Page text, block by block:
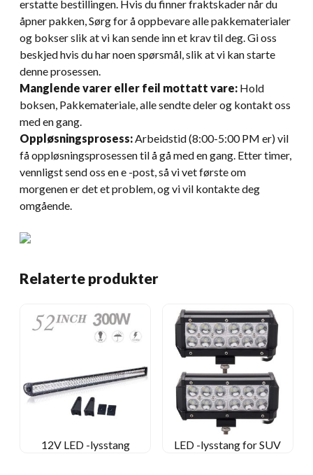
erstatte bestillingen. Hvis du finner fraktskader når du
åpner pakken, Sørg for å oppbevare alle pakkematerialer
og bokser slik at vi kan sende inn et krav til deg. Gi oss
beskjed hvis du har noen spørsmål, slik at vi kan starte
denne prosessen.
Manglende varer eller feil mottatt vare: Hold
boksen, Pakkemateriale, alle sendte deler og kontakt oss
med en gang.
Oppløsningsprosess: Arbeidstid (8:00-5:00 PM er) vil
få oppløsningsprosessen til å gå med en gang. Etter timer,
vennligst send oss ​​en e -post, så vi vet første om
morgenen er det et problem, og vi vil kontakte deg
omgående.
Relaterte produkter
12V LED -lysstang LED -lysstang for SUV